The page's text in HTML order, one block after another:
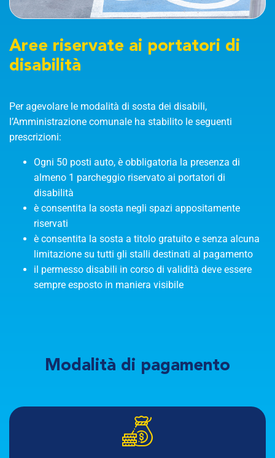
Aree riservate ai portatori di
disabilità
Per agevolare le modalità di sosta dei disabili,
l’Amministrazione comunale ha stabilito le seguenti
prescrizioni:
Ogni 50 posti auto, è obbligatoria la presenza di
almeno 1 parcheggio riservato ai portatori di
disabilità
è consentita la sosta negli spazi appositamente
riservati
è consentita la sosta a titolo gratuito e senza alcuna
limitazione su tutti gli stalli destinati al pagamento
il permesso disabili in corso di validità deve essere
sempre esposto in maniera visibile
Modalità di pagamento